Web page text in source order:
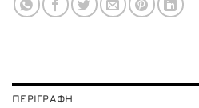
ΠΕΡΙΓΡΑΦΉ